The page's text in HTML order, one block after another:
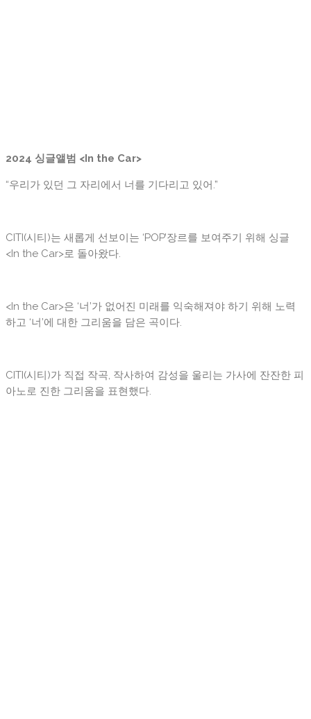
2024 싱글앨범 <In the Car>
“우리가 있던 그 자리에서 너를 기다리고 있어.”
CITI(시티)는 새롭게 선보이는 ‘POP’장르를 보여주기 위해 싱글
<In the Car>로 돌아왔다.
<In the Car>은 ‘너’가 없어진 미래를 익숙해져야 하기 위해 노력
하고 ‘너’에 대한 그리움을 담은 곡이다.
CITI(시티)가 직접 작곡, 작사하여 감성을 울리는 가사에 잔잔한 피
아노로 진한 그리움을 표현했다.